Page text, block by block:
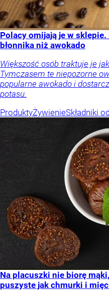
Polacy omijają je w
błonnika niż awokado
Większość osób traktuje je
Tymczasem te niepozorne
popularne awokado i
potasu.
ProduktyŻywienieSkładniki
Na placuszki nie biorę
puszyste jak chmurki i